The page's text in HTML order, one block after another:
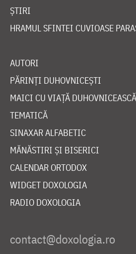
ȘTIRI
HRAMUL SFINTEI CUVIOASE
AUTORI
PĂRINȚI DUHOVNICEȘTI
MAICI CU VIAȚĂ DUHOVNICEASCĂ
TEMATICĂ
SINAXAR ALFABETIC
MĂNĂSTIRI ȘI BISERICI
CALENDAR ORTODOX
WIDGET DOXOLOGIA
RADIO DOXOLOGIA